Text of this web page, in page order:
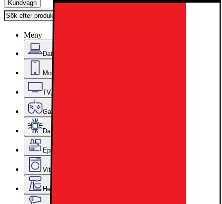
Kundvagn
Meny
Datorer & Kontor
Mobiler, Tablets & Smartklockor
TV, Ljud & Smart Hem
Gaming
Datorkomponenter
Epoq Kök & Tvättstuga
Vitvaror
Hem, Hushåll & Trädgård